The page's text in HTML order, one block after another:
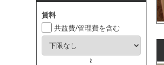
賃料
共益費/管理費を含む
～